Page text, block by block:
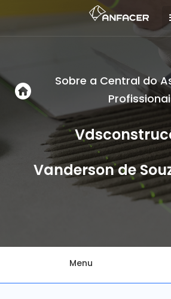
Sobre a Central do
Vanderson de
Menu